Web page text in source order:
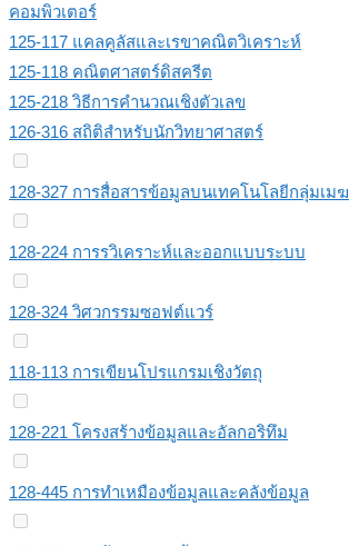
คอมพิวเตอร์
125-117 แคลคูลัสและเรขาคณิตวิเคราะห์
125-118 คณิตศาสตร์ดิสครีต
125-218 วิธีการคำนวณเชิงตัวเลข
126-316 สถิติสำหรับนักวิทยาศาสตร์
128-327 การสื่อสารข้อมูลบนเทคโนโลยีกลุ่มเมฆ
128-224 การรวิเคราะห์และออกแบบระบบ
128-324 วิศวกรรมซอฟต์แวร์
118-113 การเขียนโปรแกรมเชิงวัตถุ
128-221 โครงสร้างข้อมูลและอัลกอริทึม
128-445 การทำเหมืองข้อมูลและคลังข้อมูล